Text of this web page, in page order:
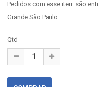
Pedidos com esse item são
Grande São Paulo.
Qtd